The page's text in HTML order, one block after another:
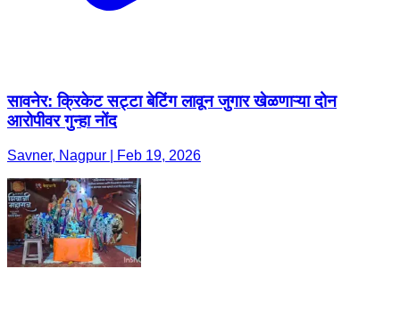
सावनेर: क्रिकेट सट्टा बेटिंग लावून जुगार खेळणाऱ्या दोन
आरोपीवर गुन्हा नोंद
Savner, Nagpur | Feb 19, 2026